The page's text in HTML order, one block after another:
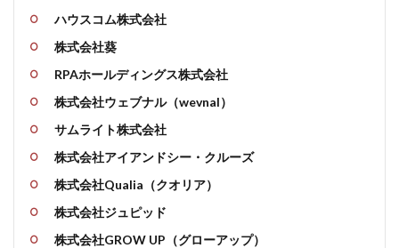
ハウスコム株式会社
株式会社葵
RPAホールディングス株式会社
株式会社ウェブナル（wevnal）
サムライト株式会社
株式会社アイアンドシー・クルーズ
株式会社Qualia（クオリア）
株式会社ジュピッド
株式会社GROW UP（グローアップ）